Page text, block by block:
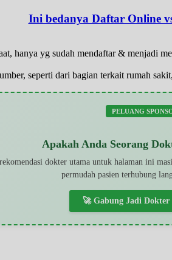
Ini bedanya Daftar Online
hanya yg sudah mendaftar & menjadi
seperti dari bagian terkait rumah
PELUANG
Apakah Anda Seorang
dokter utama untuk halaman ini
permudah pasien terhubung
🚀 Gabung Jadi Dokter